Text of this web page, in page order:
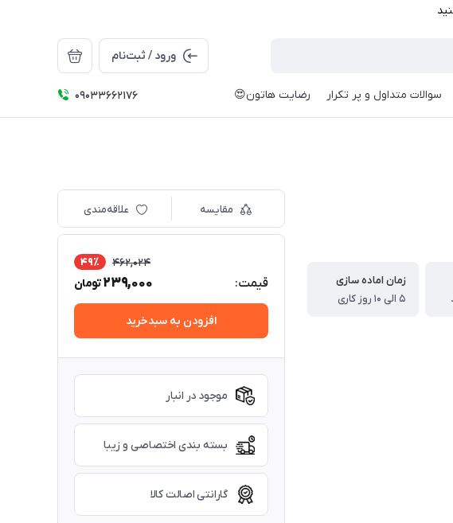
ورود / ثبت‌نام
سوالات متداول و پر تکرار رضایت هاتون😍 09033662176
زمان اماده سازی
۵ الی ۱۰ روز کاری
مقایسه علاقه‌مندی
قیمت:
462,024 49٪
239,000تومان
افزودن به سبدخرید
موجود در انبار
بسته بندی اختصاصی و زیبا
گارانتی اصالت کالا